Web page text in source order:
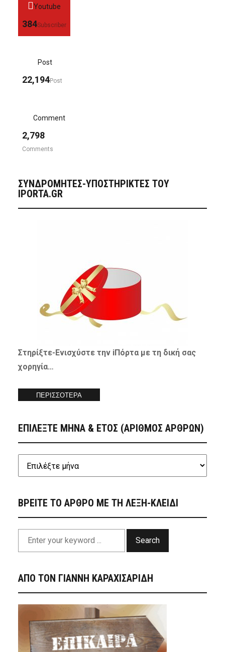
Youtube
384Subscriber
Post
22,194Post
Comment
2,798
Comments
ΣΥΝΔΡΟΜΗΤΈΣ-ΥΠΟΣΤΗΡΙΚΤΈΣ ΤΟΥ
IPORTA.GR
Στηρίξτε-Ενισχύστετην iΠόρτα με τη δική σας
χορηγία…
ΠΕΡΙΣΣΟΤΕΡΑ
ΕΠΙΛΕΞΤΕ ΜΗΝΑ & ΕΤΟΣ (ΑΡΙΘΜΟΣ ΑΡΘΡΩΝ)
ΒΡΕΙΤΕ ΤΟ ΑΡΘΡΟ ΜΕ ΤΗ ΛΕΞΗ-ΚΛΕΙΔΙ
Search
ΑΠΟ ΤΟΝ ΓΙΑΝΝΗ ΚΑΡΑΧΙΣΑΡΙΔΗ